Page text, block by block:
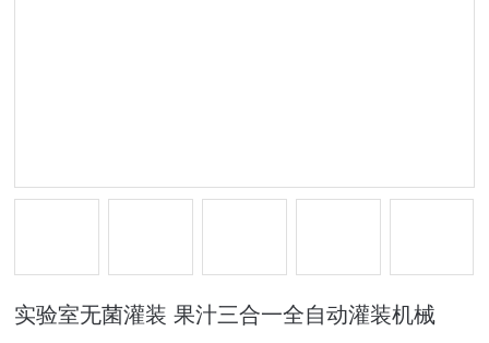
实验室无菌灌装 果汁三合一全自动灌装机械